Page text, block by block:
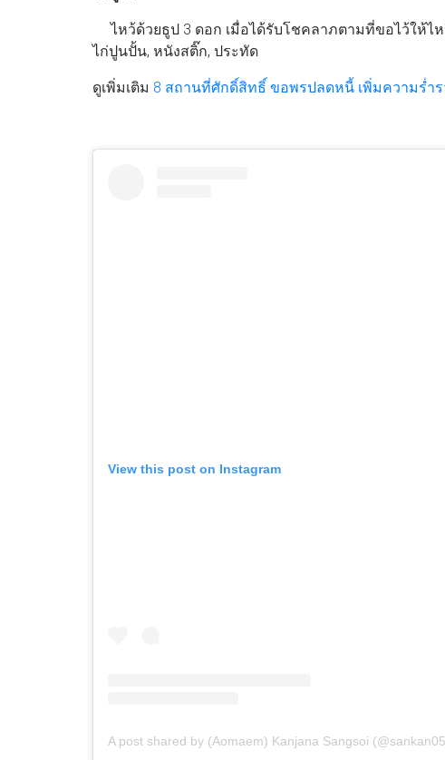
ไหว้ด้วยธูป 3 ดอก เมื่อได้รับโชคลาภตามที่ขอไว้ให้ไ
ไก่ปูนปั้น, หนังสติ๊ก, ประทัด
ดูเพิ่มเติม 8 สถานที่ศักดิ์สิทธิ์ ขอพรปลดหนี้ เพิ่มความร่ำร
View this post on Instagram
A post shared by (Aomaem) Kanjana Sangsoi